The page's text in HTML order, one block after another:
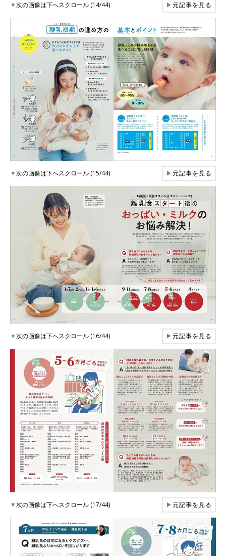
▼次の画像は下へスクロール (14/44) ▶元記事を見る
▼次の画像は下へスクロール (15/44) ▶元記事を見る
▼次の画像は下へスクロール (16/44) ▶元記事を見る
▼次の画像は下へスクロール (17/44) ▶元記事を見る